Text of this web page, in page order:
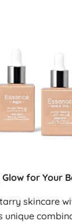
for Your
skincare
unique